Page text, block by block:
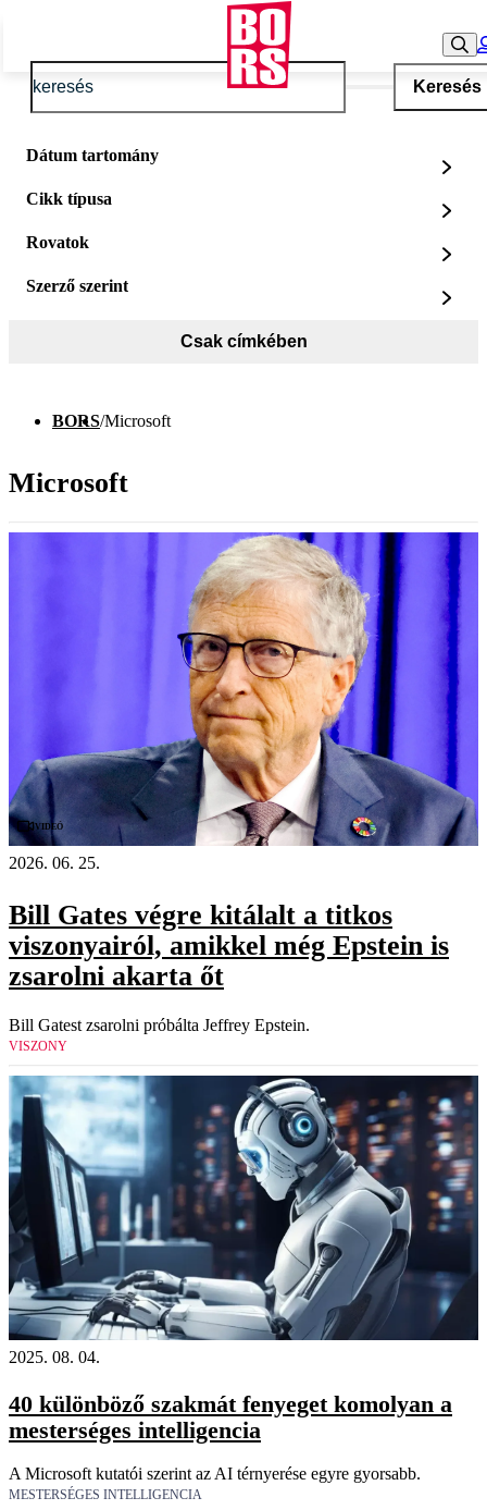
Keresés
Dátum tartomány
Cikk típusa
Rovatok
Szerző szerint
Csak címkében
BORS/Microsoft
Microsoft
Videó
2026. 06. 25.
Bill Gates végre kitálalt a titkos
viszonyairól, amikkel még Epstein is
zsarolni akarta őt
Bill Gatest zsarolni próbálta Jeffrey Epstein.
VISZONY
2025. 08. 04.
40 különböző szakmát fenyeget komolyan a
mesterséges intelligencia
A Microsoft kutatói szerint az AI térnyerése egyre gyorsabb.
MESTERSÉGES INTELLIGENCIA